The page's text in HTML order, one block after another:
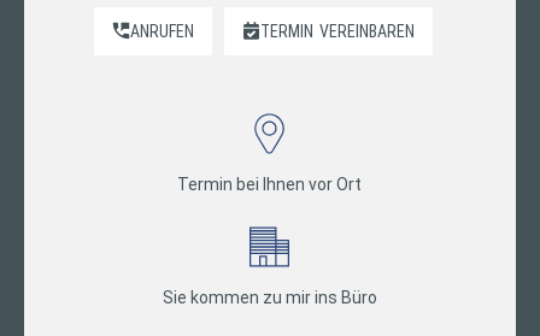
ANRUFEN TERMIN VEREINBAREN
Termin bei Ihnen vor Ort
Sie kommen zu mir ins Büro